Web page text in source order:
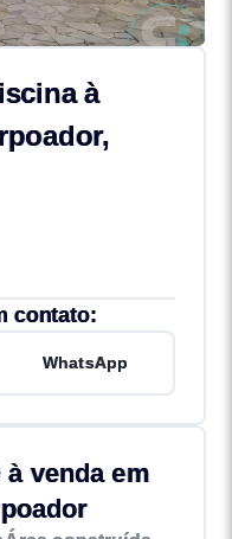
à
contato:
WhatsApp
venda em